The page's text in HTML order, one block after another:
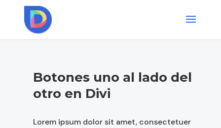
Botones uno al lado del
otro en Divi
Lorem ipsum dolor sit amet, consectetuer